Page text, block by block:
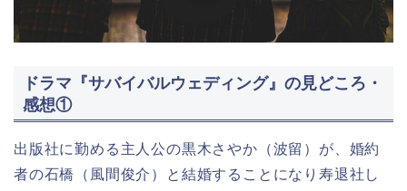
ドラマ『サバイバルウェディング』の見どころ・
感想①
出版社に勤める主人公の黒木さやか（波留）が、婚約
者の石橋（風間俊介）と結婚することになり寿退社し